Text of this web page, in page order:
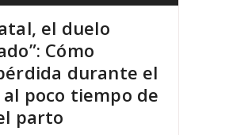
el duelo
Cómo
durante el
poco tiempo de
parto